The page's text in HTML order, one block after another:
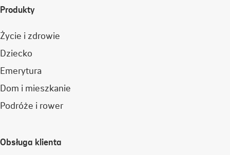
Produkty
Życie i zdrowie
Dziecko
Emerytura
Dom i mieszkanie
Podróże i rower
Obsługa klienta